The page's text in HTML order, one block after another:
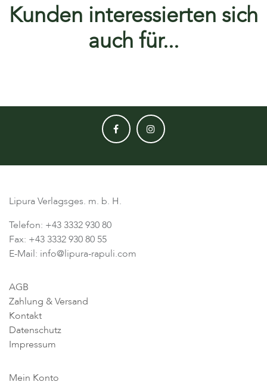
Kunden interessierten sich
auch für...
Lipura Verlagsges. m. b. H.
Telefon: +43 3332 930 80
Fax: +43 3332 930 80 55
E-Mail: info@lipura-rapuli.com
AGB
Zahlung & Versand
Kontakt
Datenschutz
Impressum
Mein Konto